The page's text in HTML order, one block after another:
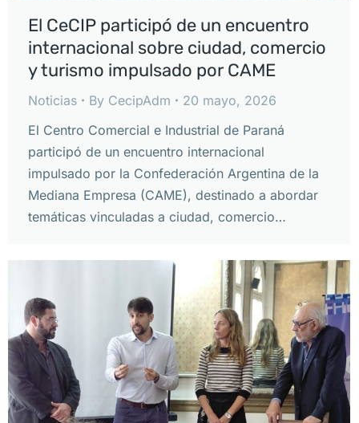
El CeCIP participó de un encuentro
internacional sobre ciudad, comercio
y turismo impulsado por CAME
Noticias By CecipAdm
20 mayo, 2026
El Centro Comercial e Industrial de Paraná
participó de un encuentro internacional
impulsado por la Confederación Argentina de la
Mediana Empresa (CAME), destinado a abordar
temáticas vinculadas a ciudad, comercio…